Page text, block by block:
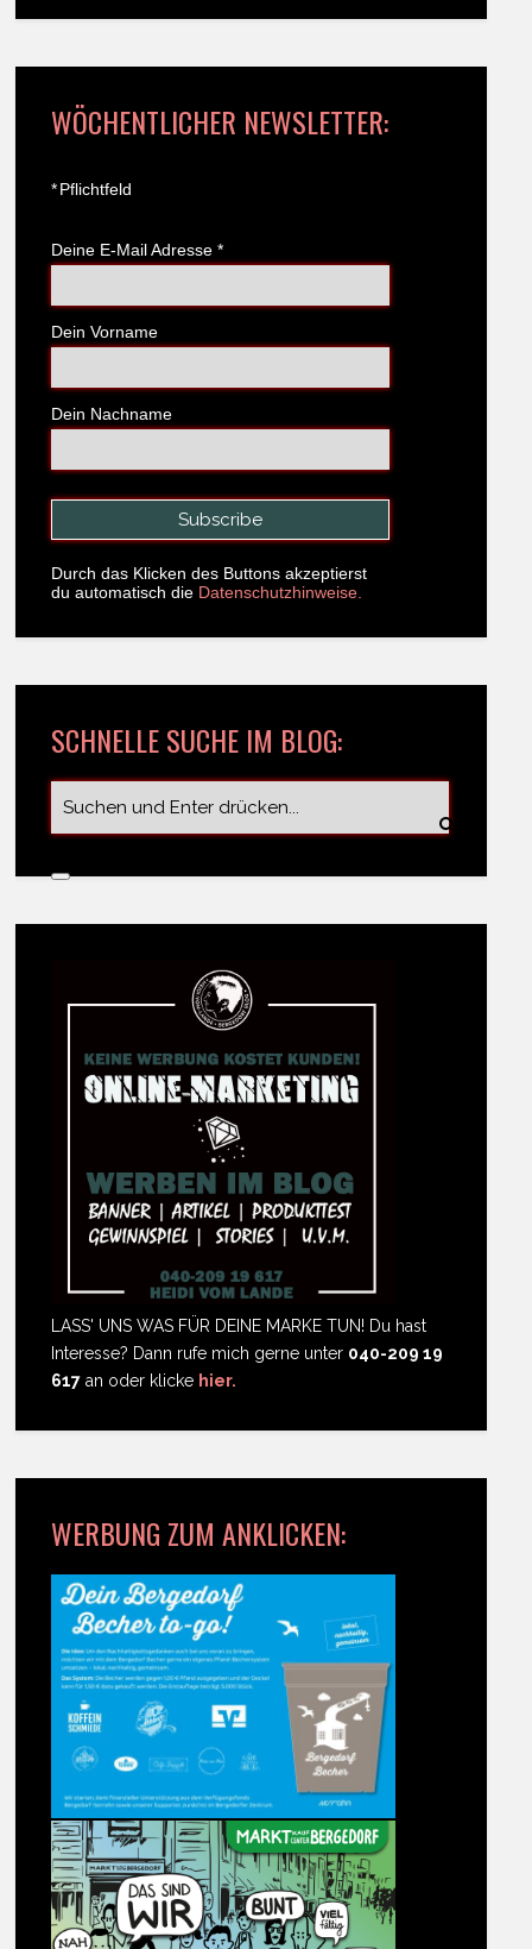
WÖCHENTLICHER NEWSLETTER:
*Pflichtfeld
Deine E-Mail Adresse *
Dein Vorname
Dein Nachname
Durch das Klicken des Buttons akzeptierst
du automatisch die Datenschutzhinweise.
SCHNELLE SUCHE IM BLOG:
LASS' UNS WAS FÜR DEINE MARKE TUN! Du hast
Interesse? Dann rufe mich gerne unter 040-209 19
617 an oder klicke hier.
WERBUNG ZUM ANKLICKEN: